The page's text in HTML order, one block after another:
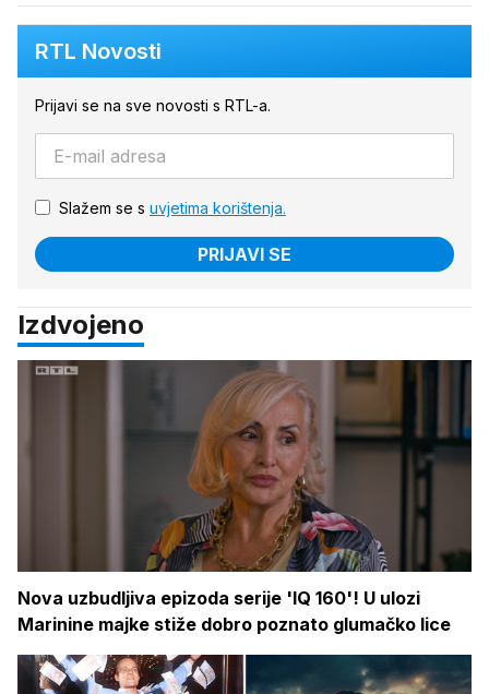
RTL Novosti
Prijavi se na sve novosti s RTL-a.
Slažem se s uvjetima korištenja.
PRIJAVI SE
Izdvojeno
Nova uzbudljiva epizoda serije 'IQ 160'! U ulozi
Marinine majke stiže dobro poznato glumačko lice